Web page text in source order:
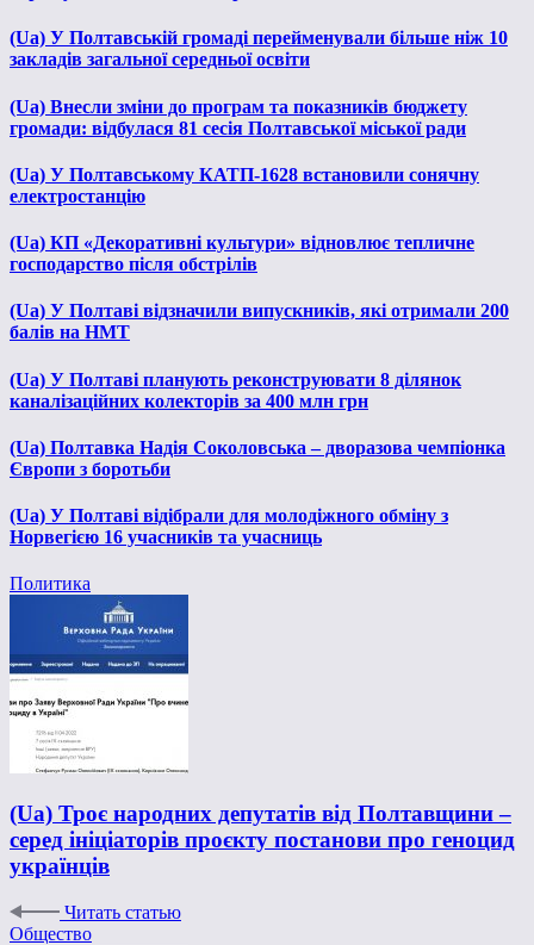
(Ua) У Полтавській громаді перейменували більше ніж 10
закладів загальної середньої освіти
(Ua) Внесли зміни до програм та показників бюджету
громади: відбулася 81 сесія Полтавської міської ради
(Ua) У Полтавському КАТП-1628 встановили сонячну
електростанцію
(Ua) КП «Декоративні культури» відновлює тепличне
господарство після обстрілів
(Ua) У Полтаві відзначили випускників, які отримали 200
балів на НМТ
(Ua) У Полтаві планують реконструювати 8 ділянок
каналізаційних колекторів за 400 млн грн
(Ua) Полтавка Надія Соколовська – дворазова чемпіонка
Європи з боротьби
(Ua) У Полтаві відібрали для молодіжного обміну з
Норвегією 16 учасників та учасниць
Политика
(Ua) Троє народних депутатів від Полтавщини –
серед ініціаторів проєкту постанови про геноцид
українців
Читать статью
Общество